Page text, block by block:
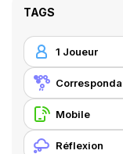
TAGS
1 Joueur
Mobile
Réflexion